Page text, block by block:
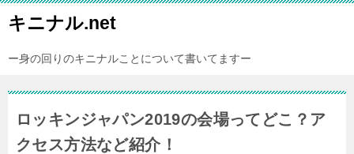
キニナル.net
ー身の回りのキニナルことについて書いてますー
ロッキンジャパン2019の会場ってどこ？ア
クセス方法など紹介！